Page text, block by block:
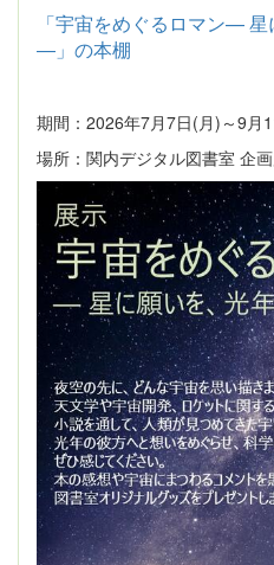
「宇宙をめぐるロマン—
―」の本棚
期間：2026年7月7日(月)～9月
場所：関内デジタル図書室 企